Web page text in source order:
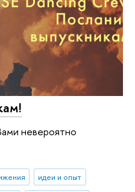
невероятно
идеи и опыт